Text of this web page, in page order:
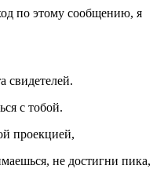
по этому сообщению, я
свидетелей.
с тобой.
проекцией,
не достигни пика,